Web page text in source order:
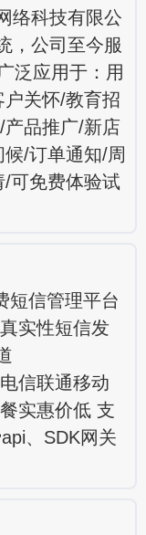
络科技有限公
，公司至今服
泛应用于：用
户关怀/教育招
品推广/新店
/订单通知/周
可免费体验试
短信管理平台
实性短信发
信联通移动
实惠价低 支
、SDK网关